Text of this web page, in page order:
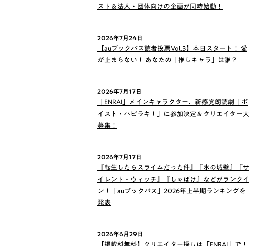
スト＆法人・団体向けの企画が同時始動！
2026年7月24日
【auブックパス読者投票Vol.3】本日スタート！ 愛
が止まらない！ あなたの「推しキャラ」は誰？
2026年7月17日
「ENRAI」メインキャラクター、新感覚朗読劇「ボ
イスト・ハピラキ！」に参加決定＆クリエイター大
募集！
2026年7月17日
『転生したらスライムだった件』『氷の城壁』『サ
イレント・ウィッチ』『しゃばけ』などがランクイ
ン！「auブックパス」2026年上半期ランキングを
発表
2026年6月29日